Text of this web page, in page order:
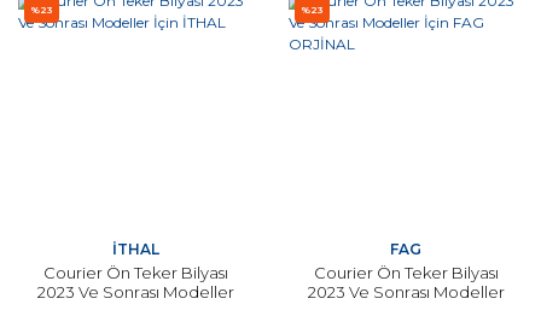
%23
İTHAL
Courier Ön Teker Bilyası
2023 Ve Sonrası Modeller
%23
FAG
Courier Ön Teker Bilyası
2023 Ve Sonrası Modeller